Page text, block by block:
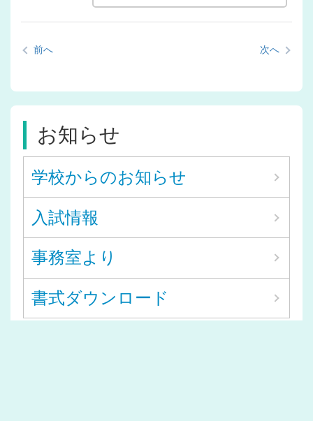
前へ 次へ
お知らせ
学校からのお知らせ
入試情報
事務室より
書式ダウンロード